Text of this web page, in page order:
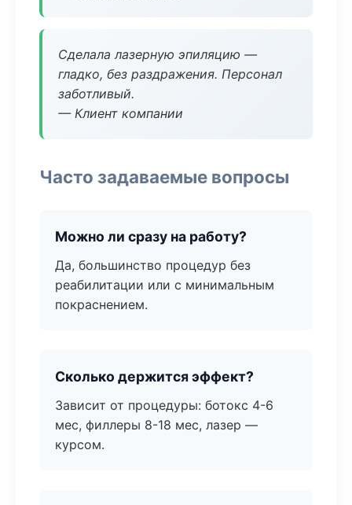
Сделала лазерную эпиляцию —
гладко, без раздражения. Персонал
заботливый.
— Клиент компании
Часто задаваемые вопросы
Можно ли сразу на работу?
Да, большинство процедур без
реабилитации или с минимальным
покраснением.
Сколько держится эффект?
Зависит от процедуры: ботокс 4-6
мес, филлеры 8-18 мес, лазер —
курсом.